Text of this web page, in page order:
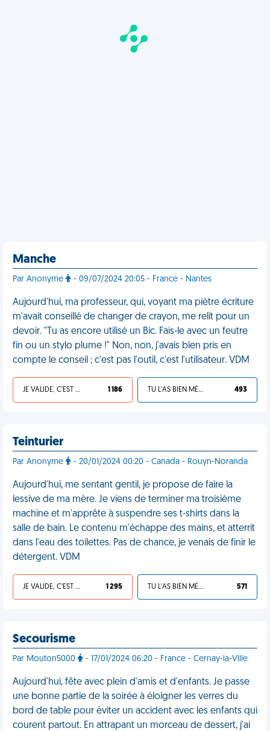
Manche
Par Anonyme - 09/07/2024 20:05 - France - Nantes
Aujourd'hui, ma professeur, qui, voyant ma piètre écriture
m'avait conseillé de changer de crayon, me relit pour un
devoir. "Tu as encore utilisé un Bic. Fais-le avec un feutre
fin ou un stylo plume !" Non, non, j'avais bien pris en
compte le conseil ; c'est pas l'outil, c'est l'utilisateur. VDM
JE VALIDE, C'EST UNE VDM 1 186 TU L'AS BIEN MÉRITÉ 493
Teinturier
Par Anonyme - 20/01/2024 00:20 - Canada - Rouyn-Noranda
Aujourd'hui, me sentant gentil, je propose de faire la
lessive de ma mère. Je viens de terminer ma troisième
machine et m'apprête à suspendre ses t-shirts dans la
salle de bain. Le contenu m'échappe des mains, et atterrit
dans l'eau des toilettes. Pas de chance, je venais de finir le
détergent. VDM
JE VALIDE, C'EST UNE VDM 1 295 TU L'AS BIEN MÉRITÉ 571
Secourisme
Par Mouton5000 - 17/01/2024 06:20 - France - Cernay-la-Ville
Aujourd'hui, fête avec plein d'amis et d'enfants. Je passe
une bonne partie de la soirée à éloigner les verres du
bord de table pour éviter un accident avec les enfants qui
courent partout. En attrapant un morceau de dessert, j'ai